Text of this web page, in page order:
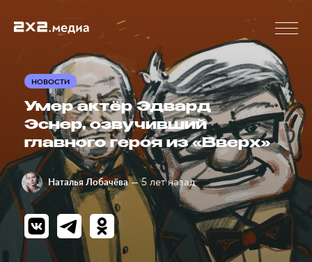
НОВОСТИ
Умер актёр Эдвард
Эснер, озвучивший
главного героя из «Вверх»
Наталья Лобачёва — 5 лет назад